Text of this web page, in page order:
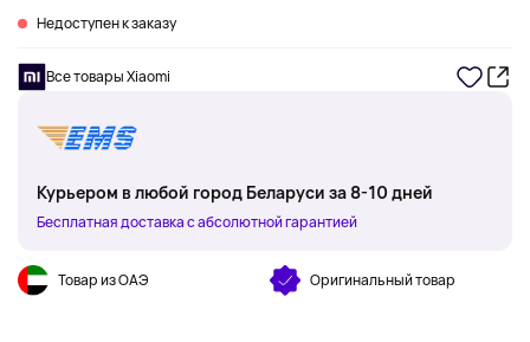
Недоступен к заказу
Все товары Xiaomi
Курьером в любой город Беларуси за 8-10 дней
Бесплатная доставка с абсолютной гарантией
Товар из ОАЭ Оригинальный товар